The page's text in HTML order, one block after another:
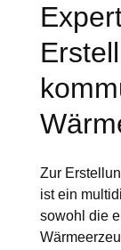
Zur
ist ein
sowohl die